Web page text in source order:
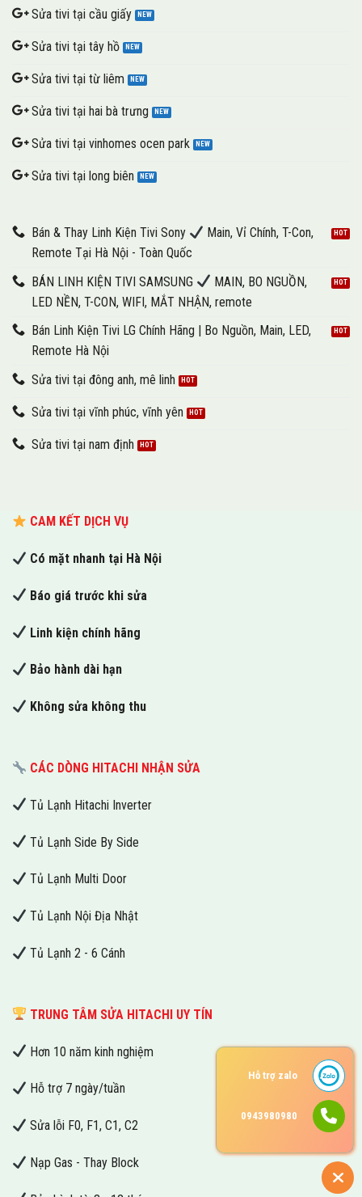
Sửa tivi tại cầu giấy
Sửa tivi tại tây hồ
Sửa tivi tại từ liêm
Sửa tivi tại hai bà trưng
Sửa tivi tại vinhomes ocen park
Sửa tivi tại long biên
Bán & Thay Linh Kiện Tivi Sony
Main, Vỉ Chính, T-Con,
Remote Tại Hà Nội - Toàn Quốc
BÁN LINH KIỆN TIVI SAMSUNG
MAIN, BO NGUỒN,
LED NỀN, T-CON, WIFI, MẮT NHẬN, remote
Bán Linh Kiện Tivi LG Chính Hãng | Bo Nguồn, Main, LED,
Remote Hà Nội
Sửa tivi tại đông anh, mê linh
Sửa tivi tại vĩnh phúc, vĩnh yên
Sửa tivi tại nam định
CAM KẾT DỊCH VỤ
Có mặt nhanh tại Hà Nội
Báo giá trước khi sửa
Linh kiện chính hãng
Bảo hành dài hạn
Không sửa không thu
CÁC DÒNG HITACHI NHẬN SỬA
Tủ Lạnh Hitachi Inverter
Tủ Lạnh Side By Side
Tủ Lạnh Multi Door
Tủ Lạnh Nội Địa Nhật
Tủ Lạnh 2 - 6 Cánh
TRUNG TÂM SỬA HITACHI UY TÍN
Hơn 10 năm kinh nghiệm
Hỗ trợ 7 ngày/tuần
Sửa lỗi F0, F1, C1, C2
Nạp Gas - Thay Block
Hỗ trợ zalo
0943980980